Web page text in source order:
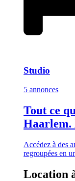
Studio
5 annonces
Tout ce
Haarlem.
Accédez à des
regroupées en
Location